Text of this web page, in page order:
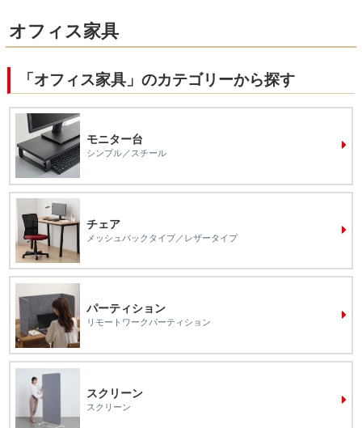
オフィス家具
「オフィス家具」のカテゴリーから探す
モニター台
シンプル／スチール
チェア
メッシュバックタイプ／レザータイプ
パーティション
リモートワークパーティション
スクリーン
スクリーン